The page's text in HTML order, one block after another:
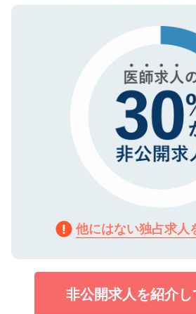
で、機密保持に関しても
ので、まずはご登録くだ
他にはない独占求人
非公開求人を紹介し